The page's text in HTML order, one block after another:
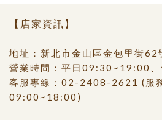
【店家資訊】
地址：新北市金山區金包里街62
營業時間：平日09:30~19:00
客服專線： 02-2408-2621 (服
09:00~18:00)